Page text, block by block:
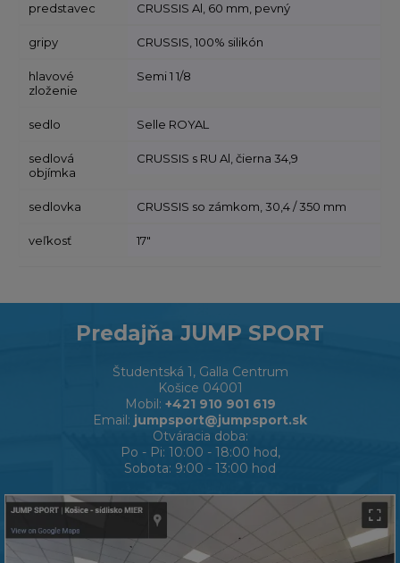
predstavec CRUSSIS Al, 60 mm, pevný
gripy CRUSSIS, 100% silikón
hlavové
zloženie
Semi 1 1/8
sedlo Selle ROYAL
sedlová
objímka
CRUSSIS s RU Al, čierna 34,9
sedlovka CRUSSIS so zámkom, 30,4 / 350 mm
veľkosť 17"
Predajňa JUMP SPORT
Študentská 1, Galla Centrum
Košice 04001
Mobil: +421 910 901 619
Email: jumpsport@jumpsport.sk
Otváracia doba:
Po - Pi: 10:00 - 18:00 hod,
Sobota: 9:00 - 13:00 hod